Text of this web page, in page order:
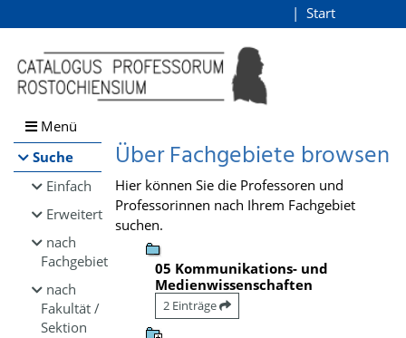
Browsen
direkt zum Inhalt
Start
Menü
Suche
Einfach
Erweitert
nach
Fachgebiet
nach
Fakultät /
Sektion
Über Fachgebiete browsen
Hier können Sie die Professoren und
Professorinnen nach Ihrem Fachgebiet
suchen.
05 Kommunikations- und
Medienwissenschaften
2 Einträge